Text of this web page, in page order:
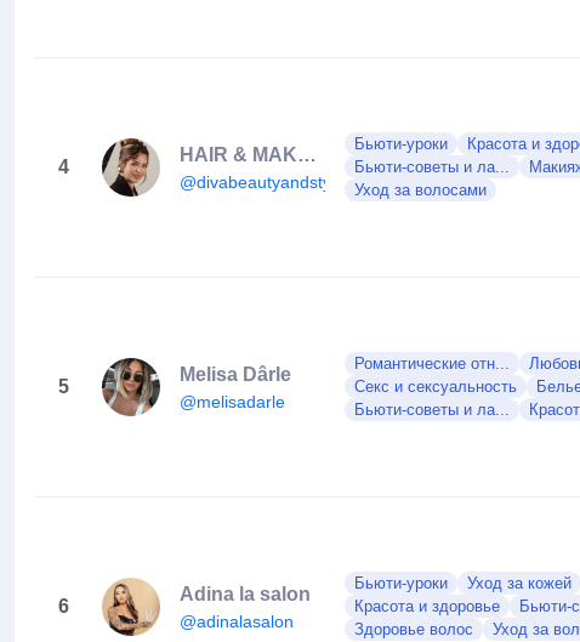
4
HAIR & MAKEUP by SIMONA
@divabeautyandstyle
Бьюти-уроки
Красота и
Бьюти-советы и ла...
Уход за волосами
5
Melisa Dârle
@melisadarle
Романтические отн...
Секс и сексуальность
Бьюти-советы и ла...
6
Adina la salon
@adinalasalon
Бьюти-уроки
Уход за кожей
Красота и здоровье
Бьюти-
Здоровье волос
Уход за